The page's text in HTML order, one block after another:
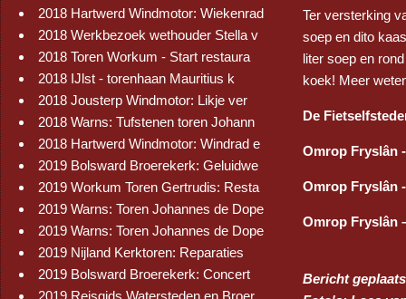
2018 Hartwerd Windmotor: Wiekenrad
2018 Werkbezoek wethouder Stella v
2018 Toren Workum - Start restaura
2018 IJlst - torenhaan Mauritius k
2018 Jousterp Windmotor: Likje ver
2018 Warns: Tufstenen toren Johann
2018 Hartwerd Windmotor: Windrad e
2019 Bolsward Broerekerk: Geluidwe
2019 Workum Toren Gertrudis: Resta
2019 Warns: Toren Johannes de Dope
2019 Warns: Toren Johannes de Dope
2019 Nijland Kerktoren: Reparaties
2019 Bolsward Broerekerk: Concert
2019 Reisgids Watersteden en Broer
Ter versterking
soep en dito
liter soep en
koek! Meer
De
Omrop Fryslân
Omrop Fryslân
Omrop Fryslân
Bericht